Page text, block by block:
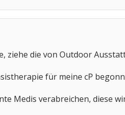
die von Outdoor
für meine cP
Medis verabreichen, diese